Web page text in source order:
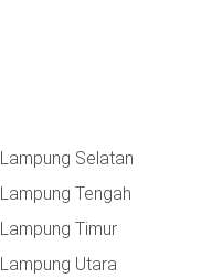
Lampung Selatan
Lampung Tengah
Lampung Timur
Lampung Utara